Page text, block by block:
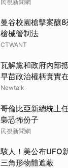
民視新聞網
曼谷校園槍擊案釀
槍械管制法
CTWANT
瓦解黨和政府內部
早苗政治權柄實實
Newtalk
哥倫比亞新總統上
梟恐怖份子
民視新聞網
駭人！美公布UFO
三角形物體遮蔽